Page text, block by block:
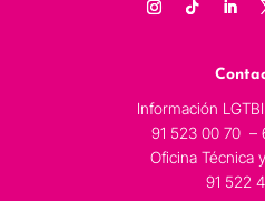
Información
91 523 00 70 –
Oficina Técnica
91 522